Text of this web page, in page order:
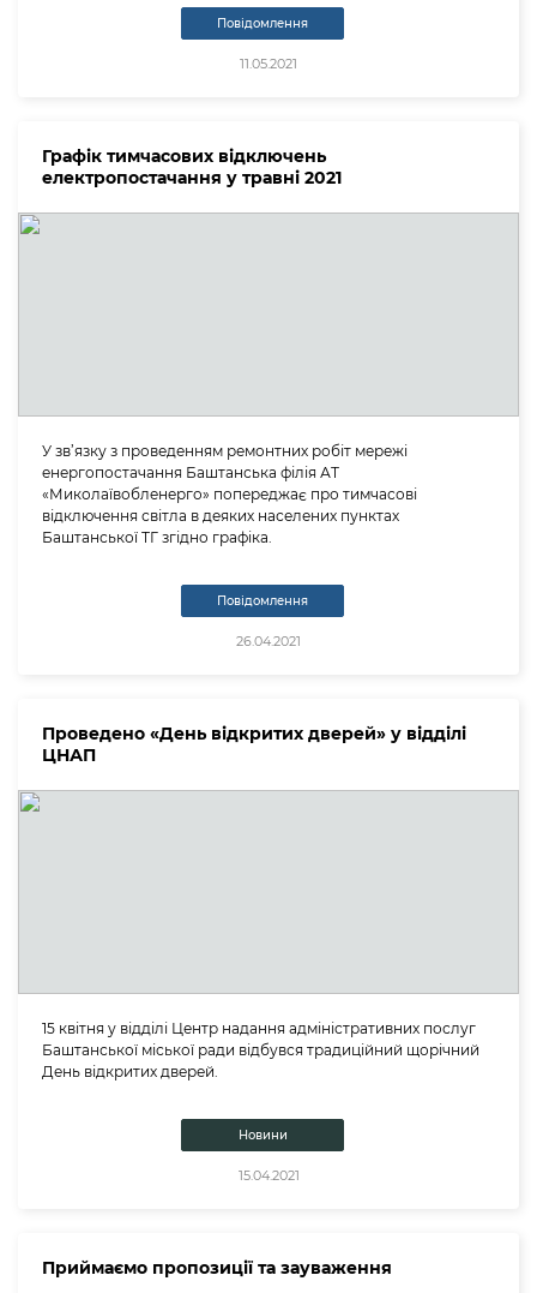
Повідомлення
11.05.2021
Графік тимчасових відключень
електропостачання у травні 2021
У зв’язку з проведенням ремонтних робіт мережі
енергопостачання Баштанська філія АТ
«Миколаївобленерго» попереджає про тимчасові
відключення світла в деяких населених пунктах
Баштанської ТГ згідно графіка.
Повідомлення
26.04.2021
Проведено «День відкритих дверей» у відділі
ЦНАП
15 квітня у відділі Центр надання адміністративних послуг
Баштанської міської ради відбувся традиційний щорічний
День відкритих дверей.
Новини
15.04.2021
Приймаємо пропозиції та зауваження